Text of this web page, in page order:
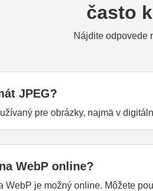
často
Nájdite odpovede
JPEG?
pre obrázky, najmä v
WebP online?
WebP je možný online. Môžete